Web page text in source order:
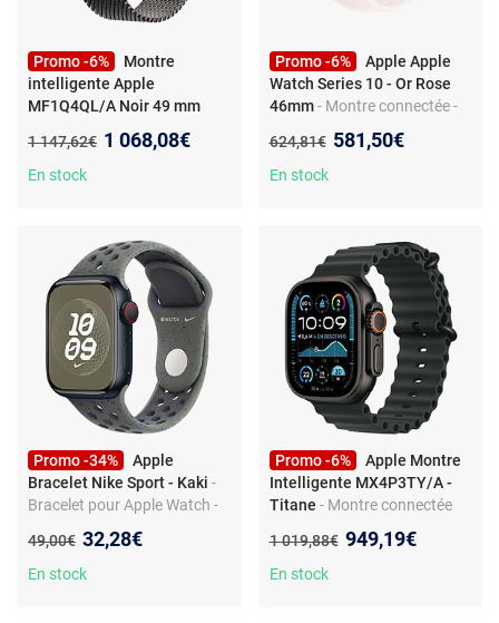
Promo -6%
Montre
intelligente Apple
MF1Q4QL/A Noir 49 mm
Ancien prix :
1 147,62€ Nouveau prix :
1 068,08€
En stock
Promo -6%
Apple Apple
Watch Series 10 - Or Rose
46mm - Montre connectée -
or rose - Suivi fitness -
Capteurs santé avancés
Ancien prix :
624,81€ Nouveau prix :
581,50€
En stock
Promo -34%
Apple
Bracelet Nike Sport - Kaki -
Bracelet pour Apple Watch -
Taille M/L
Ancien prix :
49,00€ Nouveau prix :
32,28€
En stock
Promo -6%
Apple Montre
Intelligente MX4P3TY/A -
Titane - Montre connectée
Bluetooth et GPS - Étanche -
iOS
Ancien prix :
1 019,88€ Nouveau prix :
949,19€
En stock